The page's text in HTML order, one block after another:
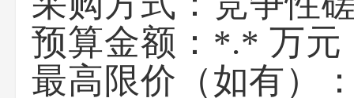
预算金额：*.* 万元
最高限价（如有）